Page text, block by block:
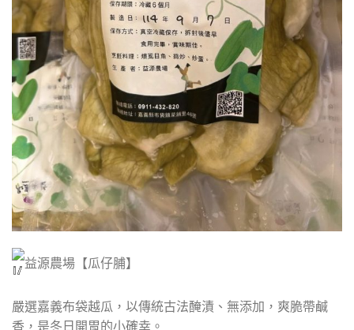
益源農場【瓜仔脯】
嚴選嘉義布袋越瓜，以傳統古法醃漬、無添加，爽脆帶鹹
香，是冬日開胃的小確幸。